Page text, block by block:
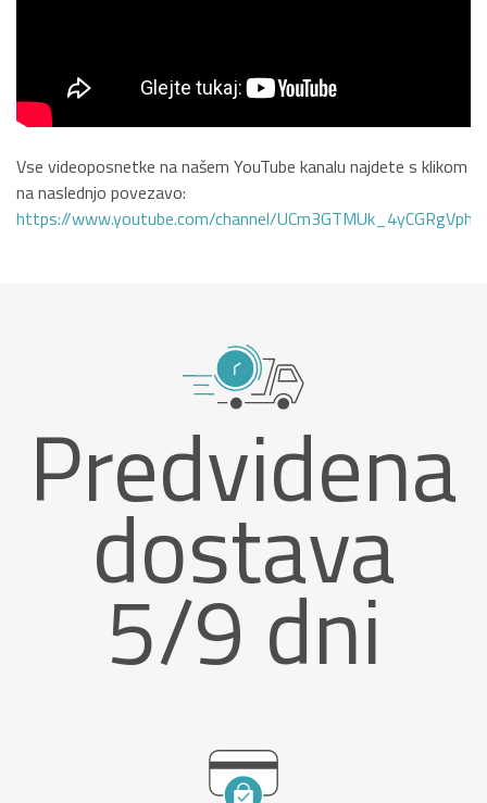
Vse videoposnetke na našem YouTube kanalu najdete s klikom
na naslednjo povezavo:
https://www.youtube.com/channel/
Predvidena
dostava
5/9 dni